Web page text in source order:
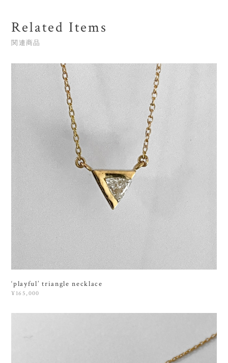
Related Items
関連商品
‘playful’ triangle necklace
¥165,000